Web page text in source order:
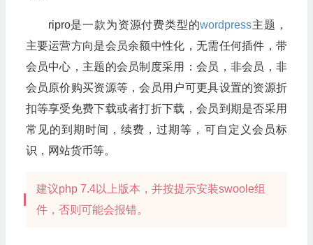
ripro是一款为资源付费类型的wordpress主题，
主要运营方向是会员余额中性化，无需任何插件，带
会员中心，主题的会员制度采用：会员，非会员，非
会员原价购买资源等，会员用户可更具设置的资源折
扣等享受免费下载或者打折下载，会员到期是否采用
常见的到期时间，续费，过期等，可自定义会员标
识，网站货币等。
建议php 7.4以上版本，并按提示安装swoole组
件，否则可能会报错。